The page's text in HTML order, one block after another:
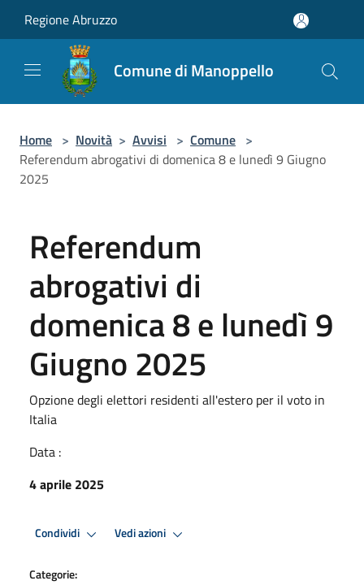
Regione Abruzzo
Comune di Manoppello
Home > Novità > Avvisi > Comune >
Referendum abrogativi di domenica 8 e lunedì 9 Giugno
2025
Referendum
abrogativi di
domenica 8 e lunedì 9
Giugno 2025
Opzione degli elettori residenti all'estero per il voto in
Italia
Data :
4 aprile 2025
Condividi Vedi azioni
Categorie: